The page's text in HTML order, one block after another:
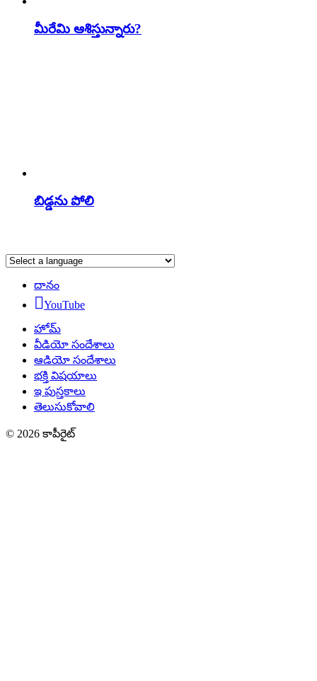
మీరేమి ఆశిస్తున్నారు?
బిడ్డను పోలి
దానం
YouTube
హోమ్
వీడియో సందేశాలు
ఆడియో సందేశాలు
భక్తి విషయాలు
ఇ పుస్తకాలు
తెలుసుకోవాలి
© 2026 కాపీరైట్